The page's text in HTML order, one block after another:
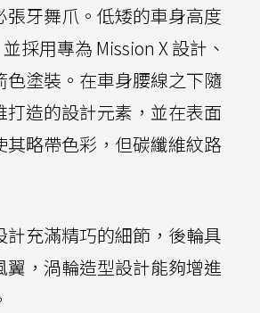
張牙舞爪。低矮的車身高度
採用專為 Mission X 設計、
色塗裝。在車身腰線之下隨
打造的設計元素，並在表面
其略帶色彩，但碳纖維紋路
計充滿精巧的細節，後輪具
翼，渦輪造型設計能夠增進